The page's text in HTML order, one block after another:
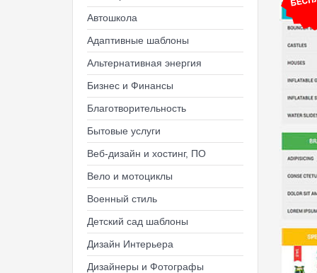
Автошкола
Адаптивные шаблоны
Альтернативная энергия
Бизнес и Финансы
Благотворительность
Бытовые услуги
Веб-дизайн и хостинг, ПО
Вело и мотоциклы
Военный стиль
Детский сад шаблоны
Дизайн Интерьера
Дизайнеры и Фотографы